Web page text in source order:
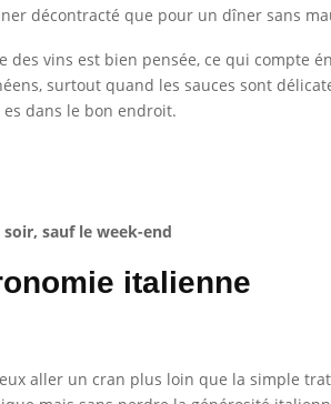
décontracté que pour un dîner sans
des vins est bien pensée, ce qui compte
surtout quand les sauces sont
es dans le bon endroit.
sauf le week-end
italienne
aller un cran plus loin que la simple